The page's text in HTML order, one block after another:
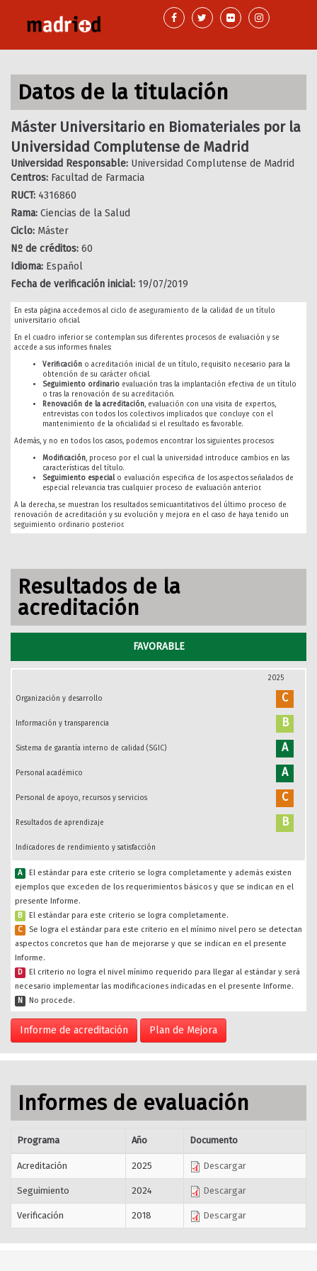
contenido
principal
Datos de la titulación
Máster Universitario en Biomateriales por la
Universidad Complutense de Madrid
Universidad Responsable: Universidad Complutense de Madrid
Centros: Facultad de Farmacia
RUCT: 4316860
Rama: Ciencias de la Salud
Ciclo: Máster
Nº de créditos: 60
Idioma: Español
Fecha de verificación inicial: 19/07/2019
En esta página accedemos al ciclo de aseguramiento de la calidad de un título
universitario oficial.
En el cuadro inferior se contemplan sus diferentes procesos de evaluación y se
accede a sus informes finales:
Verificación o acreditación inicial de un título, requisito necesario para la
obtención de su carácter oficial.
Seguimiento ordinario evaluación tras la implantación efectiva de un título
o tras la renovación de su acreditación.
Renovación de la acreditación, evaluación con una visita de expertos,
entrevistas con todos los colectivos implicados que concluye con el
mantenimiento de la oficialidad si el resultado es favorable.
Además, y no en todos los casos, podemos encontrar los siguientes procesos:
Modificación, proceso por el cual la universidad introduce cambios en las
características del título.
Seguimiento especialo evaluación especifica de los aspectos señalados de
especial relevancia tras cualquier proceso de evaluación anterior.
A la derecha, se muestran los resultados semicuantitativos del último proceso de
renovación de acreditación y su evolución y mejora en el caso de haya tenido un
seguimiento ordinario posterior.
Resultados de la
acreditación
FAVORABLE
2025
Organización y desarrollo C
Información y transparencia B
Sistema de garantía interno de calidad (SGIC) A
Personal académico A
Personal de apoyo, recursos y servicios C
Resultados de aprendizaje B
Indicadores de rendimiento y satisfacción
A
El estándar para este criterio se logra completamente y además existen
ejemplos que exceden de los requerimientos básicos y que se indican en el
presente Informe.
B
El estándar para este criterio se logra completamente.
C
Se logra el estándar para este criterio en el mínimo nivel pero se detectan
aspectos concretos que han de mejorarse y que se indican en el presente
Informe.
D
El criterio no logra el nivel mínimo requerido para llegar al estándar y será
necesario implementar las modificaciones indicadas en el presente Informe.
N
No procede.
Informe de acreditación Plan de Mejora
Informes de evaluación
Programa Año Documento
Acreditación 2025 Descargar
Seguimiento 2024 Descargar
Verificación 2018 Descargar